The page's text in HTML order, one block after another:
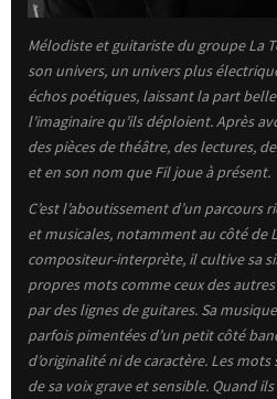
Mélodiste et guitariste du groupe La
son univers, un univers plus
échos poétiques, laissant la part
l’imaginaire qu’ils déploient. Après
des pièces de théâtre, des lectures,
et en son nom que Fil joue à présent.
C’est l’aboutissement d’un parcours
et musicales, notamment au côté de
compositeur-interprète, il cultive sa
propres mots comme ceux des
par des lignes de guitares. Sa
parfois pimentées d’un petit côté
d’originalité ni de caractère. Les
de sa voix grave et sensible. Quand